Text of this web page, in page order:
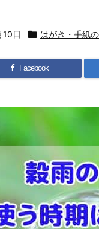
10日  はがき・手紙
Facebook